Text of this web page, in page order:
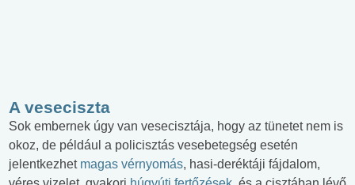
A veseciszta
Sok embernek úgy van vesecisztája, hogy az tünetet nem is
okoz, de például a policisztás vesebetegség esetén
jelentkezhet magas vérnyomás, hasi-deréktáji fájdalom,